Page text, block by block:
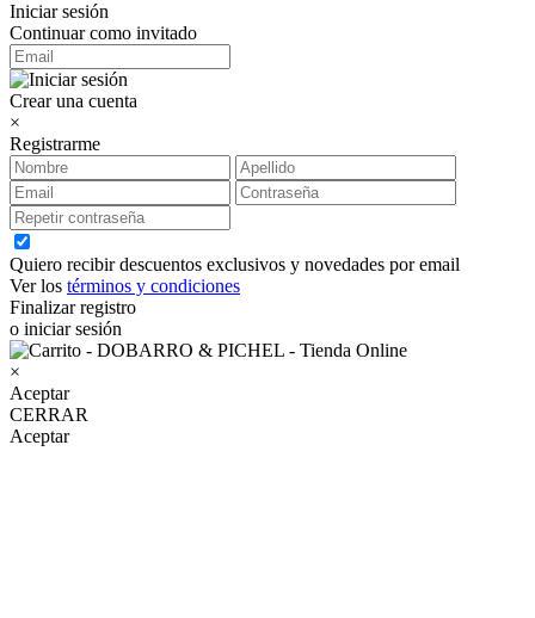
Iniciar sesión
Continuar como invitado
Crear una cuenta
×
Registrarme
Quiero recibir descuentos exclusivos y novedades por email
Ver los términos y condiciones
Finalizar registro
o iniciar sesión
×
Aceptar
CERRAR
Aceptar